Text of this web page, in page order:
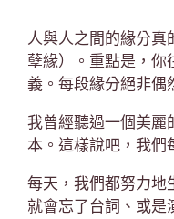
人與人之間的緣分真
孽緣）。重點是，你
義。每段緣分絕非
我曾經聽過一個美麗
本。這樣說吧，我們
每天，我們都努力地
就會忘了台詞、或是